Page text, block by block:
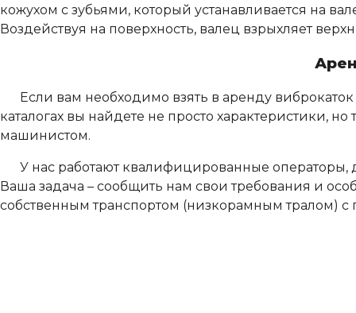
кожухом с зубьями, который устанавливается на
Воздействуя на поверхность, валец взрыхляет
Если вам необходимо взять в аренду
каталогах вы найдете не просто характеристики,
машинистом.
У нас работают квалифицированные
Ваша задача – сообщить нам свои требования и
собственным транспортом (низкорамным тралом)